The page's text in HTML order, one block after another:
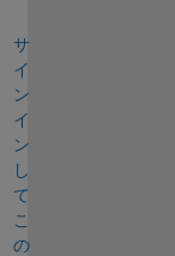
サ
イ
ン
イ
ン
し
て
こ
の